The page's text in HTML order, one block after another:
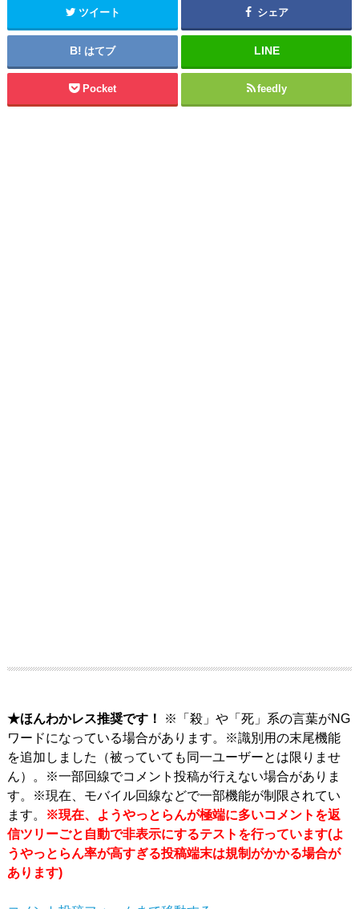
ツイート シェア
はてブ
Pocket feedly
★ほんわかレス推奨です！
※「殺」や「死」系の言葉がNG
ワードになっている場合があります。※識別用の末尾機能
を追加しました（被っていても同一ユーザーとは限りませ
ん）。※一部回線でコメント投稿が行えない場合がありま
す。※現在、モバイル回線などで一部機能が制限されてい
ます。
※現在、ようやっとらんが極端に多いコメントを返
信ツリーごと自動で非表示にするテストを行っています(よ
うやっとらん率が高すぎる投稿端末は規制がかかる場合が
あります)